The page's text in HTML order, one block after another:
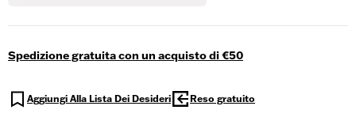
Spedizione gratuita con un acquisto di €50
Aggiungi Alla Lista Dei Desideri Reso gratuito